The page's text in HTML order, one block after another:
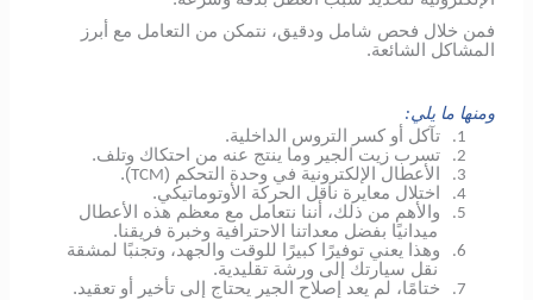
فمن خلال فحص شامل ودقيق، نتمكن من التعامل مع أبرز
المشاكل الشائعة.
ومنها ما يلي:
1. تآكل أو كسر التروس الداخلية.
2. تسرب زيت الجير وما ينتج عنه من احتكاك وتلف.
3. الأعطال الإلكترونية في وحدة التحكم (TCM
).
4. اختلال معايرة ناقل الحركة الأوتوماتيكي.
5.
والأهم من ذلك، أننا نتعامل مع معظم هذه الأعطال
ميدانيًا بفضل معداتنا الاحترافية وخبرة فريقنا.
6.
وهذا يعني توفيرًا كبيرًا للوقت والجهد، وتجنبًا لمشقة
نقل سيارتك إلى ورشة تقليدية.
7.
ختامًا، لم يعد إصلاح الجير يحتاج إلى تأخير أو تعقيد.